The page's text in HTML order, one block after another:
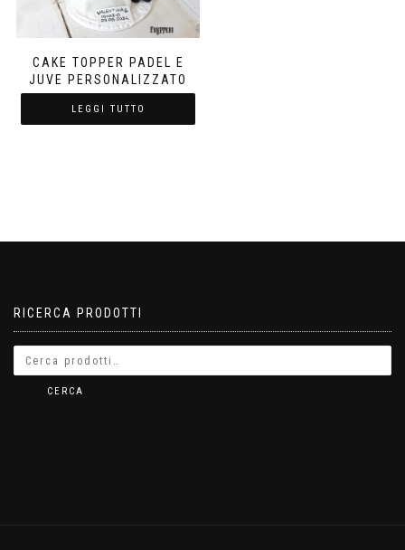
CAKE TOPPER PADEL E
JUVE PERSONALIZZATO
LEGGI TUTTO
RICERCA PRODOTTI
CERCA